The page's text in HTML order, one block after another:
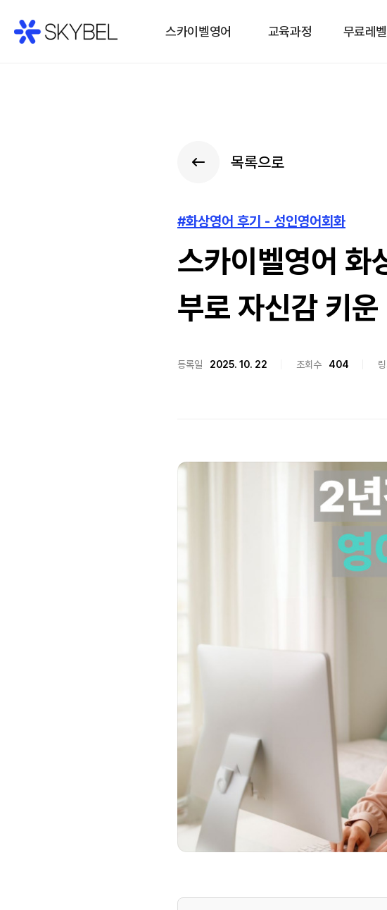
스카이벨영어 교육과정 무료레
목록으로
#화상영어 후기 - 성인영어회화
스카이벨영어 화
부로 자신감 키
등록일 2025. 10. 22 조회수 404